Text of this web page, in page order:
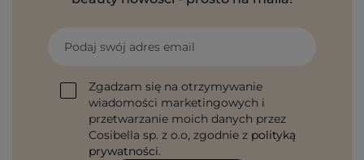
Podaj swój adres email
Zgadzam się na otrzymywanie
wiadomości marketingowych i
przetwarzanie moich danych przez
Cosibella sp. z o.o, zgodnie z polityką
prywatności.